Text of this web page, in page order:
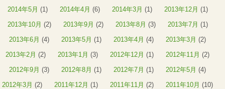
2014年5月 (1) 2014年4月 (6) 2014年3月 (1) 2013年12月 (1)
2013年10月 (2) 2013年9月 (2) 2013年8月 (3) 2013年7月 (1)
2013年6月 (4) 2013年5月 (1) 2013年4月 (4) 2013年3月 (2)
2013年2月 (2) 2013年1月 (3) 2012年12月 (1) 2012年11月 (2)
2012年9月 (3) 2012年8月 (1) 2012年7月 (1) 2012年5月 (4)
2012年3月 (2) 2011年12月 (1) 2011年11月 (2) 2011年10月 (10)